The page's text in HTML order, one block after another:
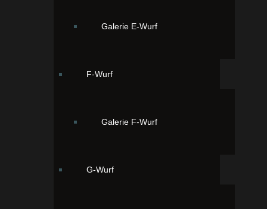
Galerie E-Wurf
F-Wurf
Galerie F-Wurf
G-Wurf